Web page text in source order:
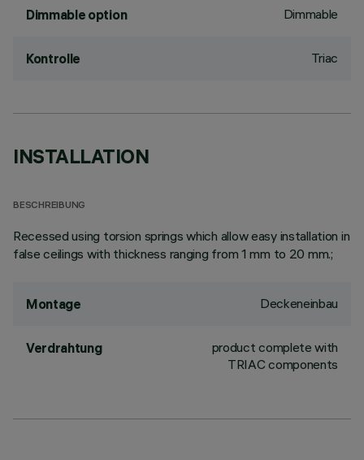
Dimmable option Dimmable
Kontrolle Triac
INSTALLATION
BESCHREIBUNG
Recessed using torsion springs which allow easy installation in
false ceilings with thickness ranging from 1 mm to 20 mm.;
Montage Deckeneinbau
Verdrahtung
product complete with
TRIAC components